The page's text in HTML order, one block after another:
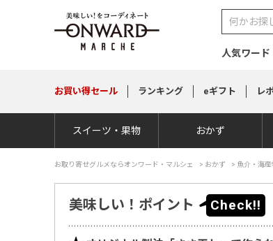
人気ワード
お買い得セール ランキング eギフト レ
スイーツ・果物 おかず
お取り寄せグルメならオンワード・マルシェ > おかず > 魚介・海
美味しい！ポイント